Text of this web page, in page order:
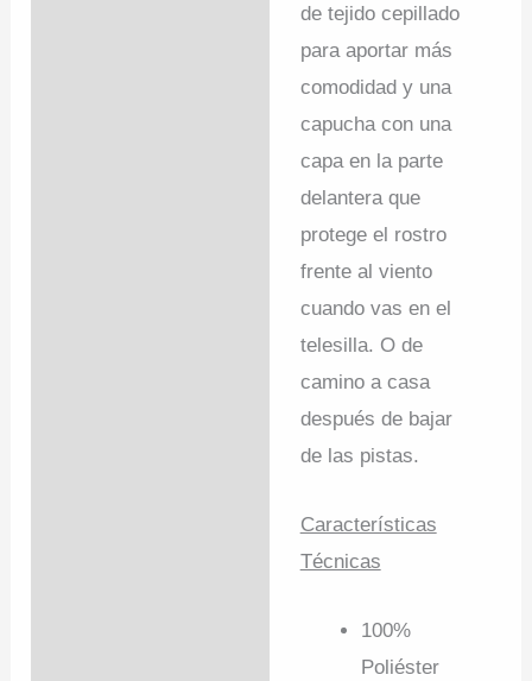
de tejido cepillado
para aportar más
comodidad y una
capucha con una
capa en la parte
delantera que
protege el rostro
frente al viento
cuando vas en el
telesilla. O de
camino a casa
después de bajar
de las pistas.
Características
Técnicas
100%
Poliéster